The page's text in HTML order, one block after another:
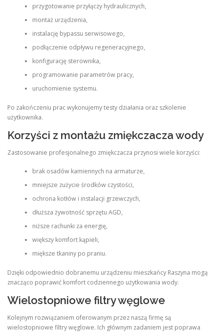
przygotowanie przyłączy hydraulicznych,
montaż urządzenia,
instalację bypassu serwisowego,
podłączenie odpływu regeneracyjnego,
konfigurację sterownika,
programowanie parametrów pracy,
uruchomienie systemu.
Po zakończeniu prac wykonujemy testy działania oraz szkolenie
użytkownika.
Korzyści z montażu zmiękczacza wody
Zastosowanie profesjonalnego zmiękczacza przynosi wiele korzyści:
brak osadów kamiennych na armaturze,
mniejsze zużycie środków czystości,
ochrona kotłów i instalacji grzewczych,
dłuższa żywotność sprzętu AGD,
niższe rachunki za energię,
większy komfort kąpieli,
miększe tkaniny po praniu.
Dzięki odpowiednio dobranemu urządzeniu mieszkańcy Raszyna mogą
znacząco poprawić komfort codziennego użytkowania wody.
Wielostopniowe filtry węglowe
Kolejnym rozwiązaniem oferowanym przez naszą firmę są
wielostopniowe filtry węglowe. Ich głównym zadaniem jest poprawa